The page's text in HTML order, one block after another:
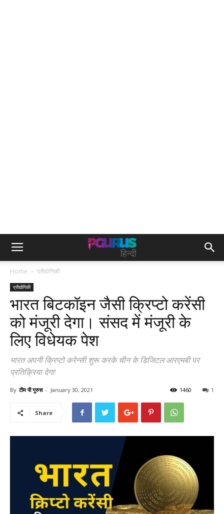
Home प्रौद्योगिकी
प्रौद्योगिकी
भारत बिटकॉइन जैसी क्रिप्टो करेंसी
को मंजूरी देगा। संसद में मंजूरी के
लिए विधेयक पेश
भारत अपनी क्रिप्टो करेन्सी शुरू करके चीन के डिजिटल आरएमबी पर
प्रतिक्रिया देगा!
By टीम पी गुरुस - January 30, 2021 1
1460
Share